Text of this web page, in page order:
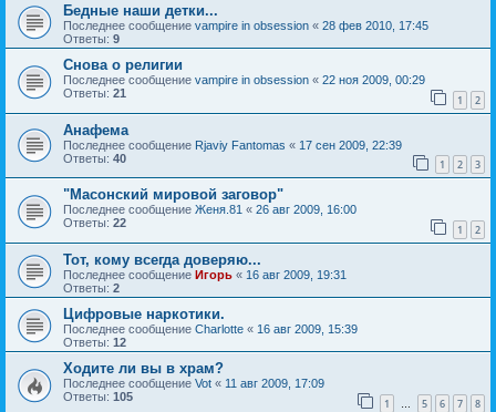
Бедные наши детки...
Последнее сообщение vampire in obsession « 28 фев 2010, 17:45
Ответы: 9
Снова о религии
Последнее сообщение vampire in obsession « 22 ноя 2009, 00:29
Ответы: 21 1 2
Анафема
Последнее сообщение Rjaviy Fantomas « 17 сен 2009, 22:39
Ответы: 40 1 2 3
"Масонский мировой заговор"
Последнее сообщение Женя.81 « 26 авг 2009, 16:00
Ответы: 22 1 2
Тот, кому всегда доверяю...
Последнее сообщение Игорь « 16 авг 2009, 19:31
Ответы: 2
Цифровые наркотики.
Последнее сообщение Charlotte « 16 авг 2009, 15:39
Ответы: 12
Ходите ли вы в храм?
Последнее сообщение Vot « 11 авг 2009, 17:09
Ответы: 105 1 … 5 6 7 8